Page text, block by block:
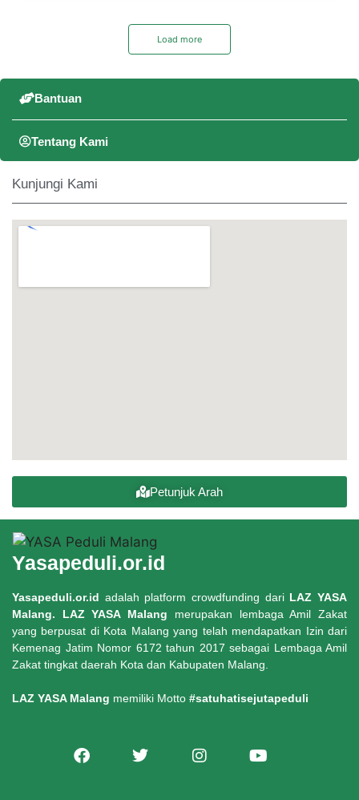
Load more
Bantuan
Tentang Kami
Kunjungi Kami
Petunjuk Arah
Yasapeduli.or.id
Yasapeduli.or.id adalah platform crowdfunding dari LAZ YASA
Malang. LAZ YASA Malang merupakan lembaga Amil Zakat
yang berpusat di Kota Malang yang telah mendapatkan Izin dari
Kemenag Jatim Nomor 6172 tahun 2017 sebagai Lembaga Amil
Zakat tingkat daerah Kota dan Kabupaten Malang.
LAZ YASA Malang memiliki Motto #satuhatisejutapeduli